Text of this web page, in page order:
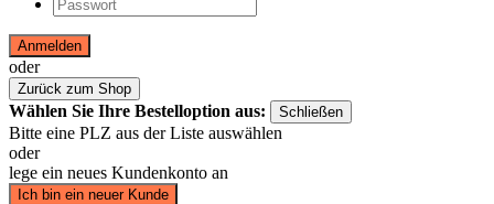
Anmelden
oder
Zurück zum Shop
Wählen Sie Ihre Bestelloption aus: Schließen
Bitte eine PLZ aus der Liste auswählen
oder
lege ein neues Kundenkonto an
Ich bin ein neuer Kunde